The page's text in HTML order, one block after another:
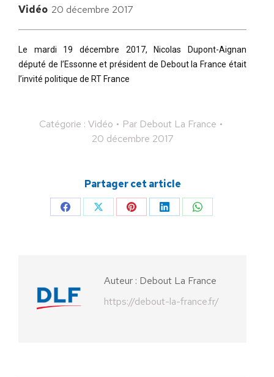
Vidéo 20 décembre 2017
Le mardi 19 décembre 2017, Nicolas Dupont-Aignan
député de l’Essonne et président de Debout la France était
l’invité politique de RT France
Catégorie : Vidéo Par Debout La France
20 décembre 2017
Partager cet article
PartagerPartagerPartagerPartagerPartager
Auteur : Debout La France
https://debout-la-france.fr/